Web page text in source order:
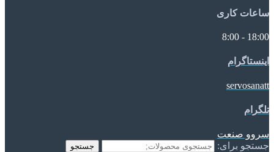
ساعات کاری
18:00 - 8:00
اینستاگرام
servosanatt
تلگرام
سروو صنعت
جستجو برای:
جستجو